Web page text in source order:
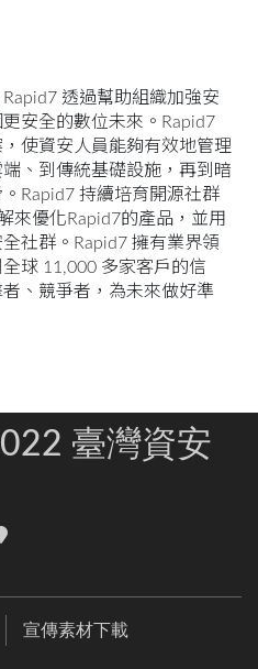
透過幫助組織加強安
安全的數位未來。Rapid7
使資安人員能夠有效地管理
、到傳統基礎設施，再到暗
Rapid7 持續培育開源社群
優化Rapid7的產品，並用
社群。Rapid7 擁有業界領
球 11,000 多家客戶的信
、競爭者，為未來做好準
臺灣資安
宣傳素材下載